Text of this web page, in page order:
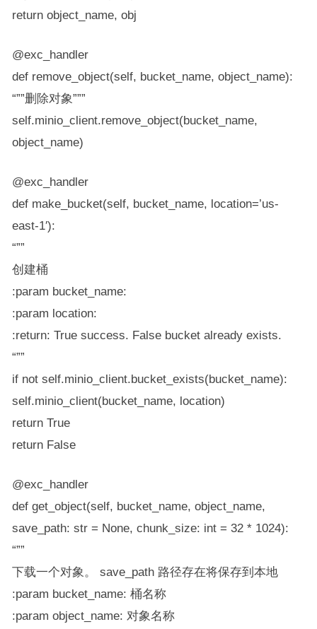
return object_name, obj
@exc_handler
def remove_object(self, bucket_name, object_name):
“””删除对象”””
self.minio_client.remove_object(bucket_name,
object_name)
@exc_handler
def make_bucket(self, bucket_name, location=’us-
east-1′):
“””
创建桶
:param bucket_name:
:param location:
:return: True success. False bucket already exists.
“””
if not self.minio_client.bucket_exists(bucket_name):
self.minio_client(bucket_name, location)
return True
return False
@exc_handler
def get_object(self, bucket_name, object_name,
save_path: str = None, chunk_size: int = 32 * 1024):
“””
下载一个对象。 save_path 路径存在将保存到本地
:param bucket_name: 桶名称
:param object_name: 对象名称